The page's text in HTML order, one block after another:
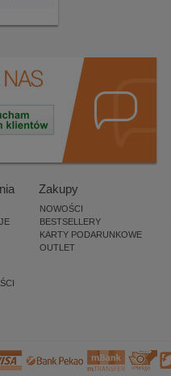
Zakupy
NOWOŚCI
BESTSELLERY
KARTY PODARUNKOWE
OUTLET